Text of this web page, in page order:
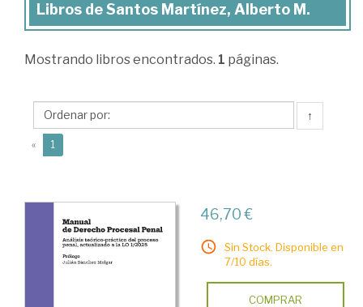
Libros
Santos
Alberto
M.
Libros de Santos Martínez, Alberto M.
Mostrando libros encontrados. 1 páginas.
↑
« 1
46,70 €
Sin Stock. Disponible en
7/10 días.
COMPRAR